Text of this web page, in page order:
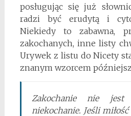
posługując się już
radzi być erudytą i
Niekiedy to zabawna,
zakochanych, inne listy
Urywek z listu do Nicety
znanym wzorcem
Zakochanie nie jest
niekochanie. Jeśli